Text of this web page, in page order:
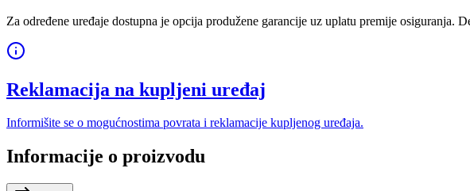
Za određene uređaje dostupna je opcija produžene garancije uz uplatu premije osiguranja.
Reklamacija na kupljeni uređaj
Informišite se o mogućnostima povrata i reklamacije kupljenog uređaja.
Informacije o proizvodu